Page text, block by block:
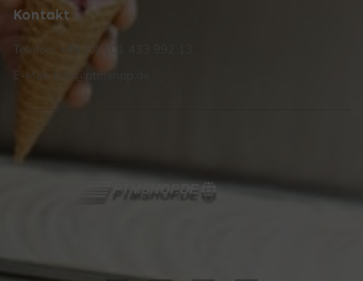
Kontakt
Telefon: +49 (0) 201 433 992 13
E-Mail: info@ptmshop.de